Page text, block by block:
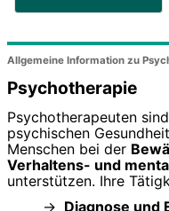
Allgemeine Information zu
Psychotherapie
Psychotherapeuten
psychischen
Menschen bei der
Verhaltens- und
unterstützen. Ihre
Diagnose und